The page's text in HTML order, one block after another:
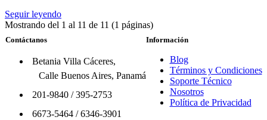
Seguir leyendo
Mostrando del 1 al 11 de 11 (1 páginas)
Contáctanos
Betania Villa Cáceres,
Calle Buenos Aires, Panamá
201-9840/395-2753
6673-5464/6346-3901
Información
Blog
Términos y Condiciones
Soporte Técnico
Nosotros
Política de Privacidad